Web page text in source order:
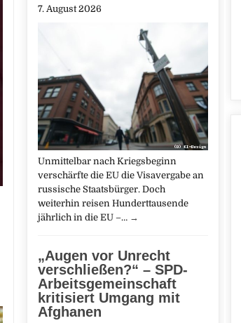
7. August 2026
Unmittelbar nach Kriegsbeginn
verschärfte die EU die Visavergabe an
russische Staatsbürger. Doch
weiterhin reisen Hunderttausende
jährlich in die EU –… →
„Augen vor Unrecht
verschließen?“ – SPD-
Arbeitsgemeinschaft
kritisiert Umgang mit
Afghanen